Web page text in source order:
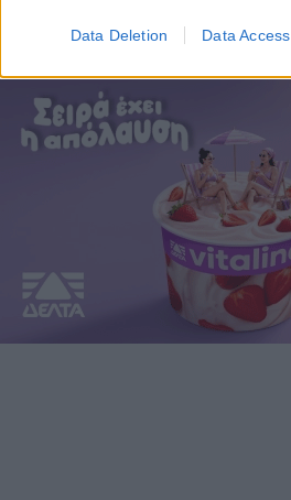
Data Deletion Data Access